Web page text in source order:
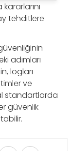
tehditlere
adımları
logları
ve
standartlarda
güvenlik